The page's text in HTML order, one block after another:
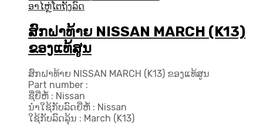
ອາໄຫຼ່ໂຕຖັງລົດ
ສົກຝາທ້າຍ NISSAN MARCH (K13)
ຂອງແທ້ສູນ
ສົກຝາທ້າຍ NISSAN MARCH (K13) ຂອງແທ້ສູນ
Part number :
ຊື່ຍີ່ຫໍ້ : Nissan
ນຳໃຊ້ກັບລົດຍີ່ຫໍ້ : Nissan
ໃຊ້ກັບລົດລຸ້ນ : March (K13)